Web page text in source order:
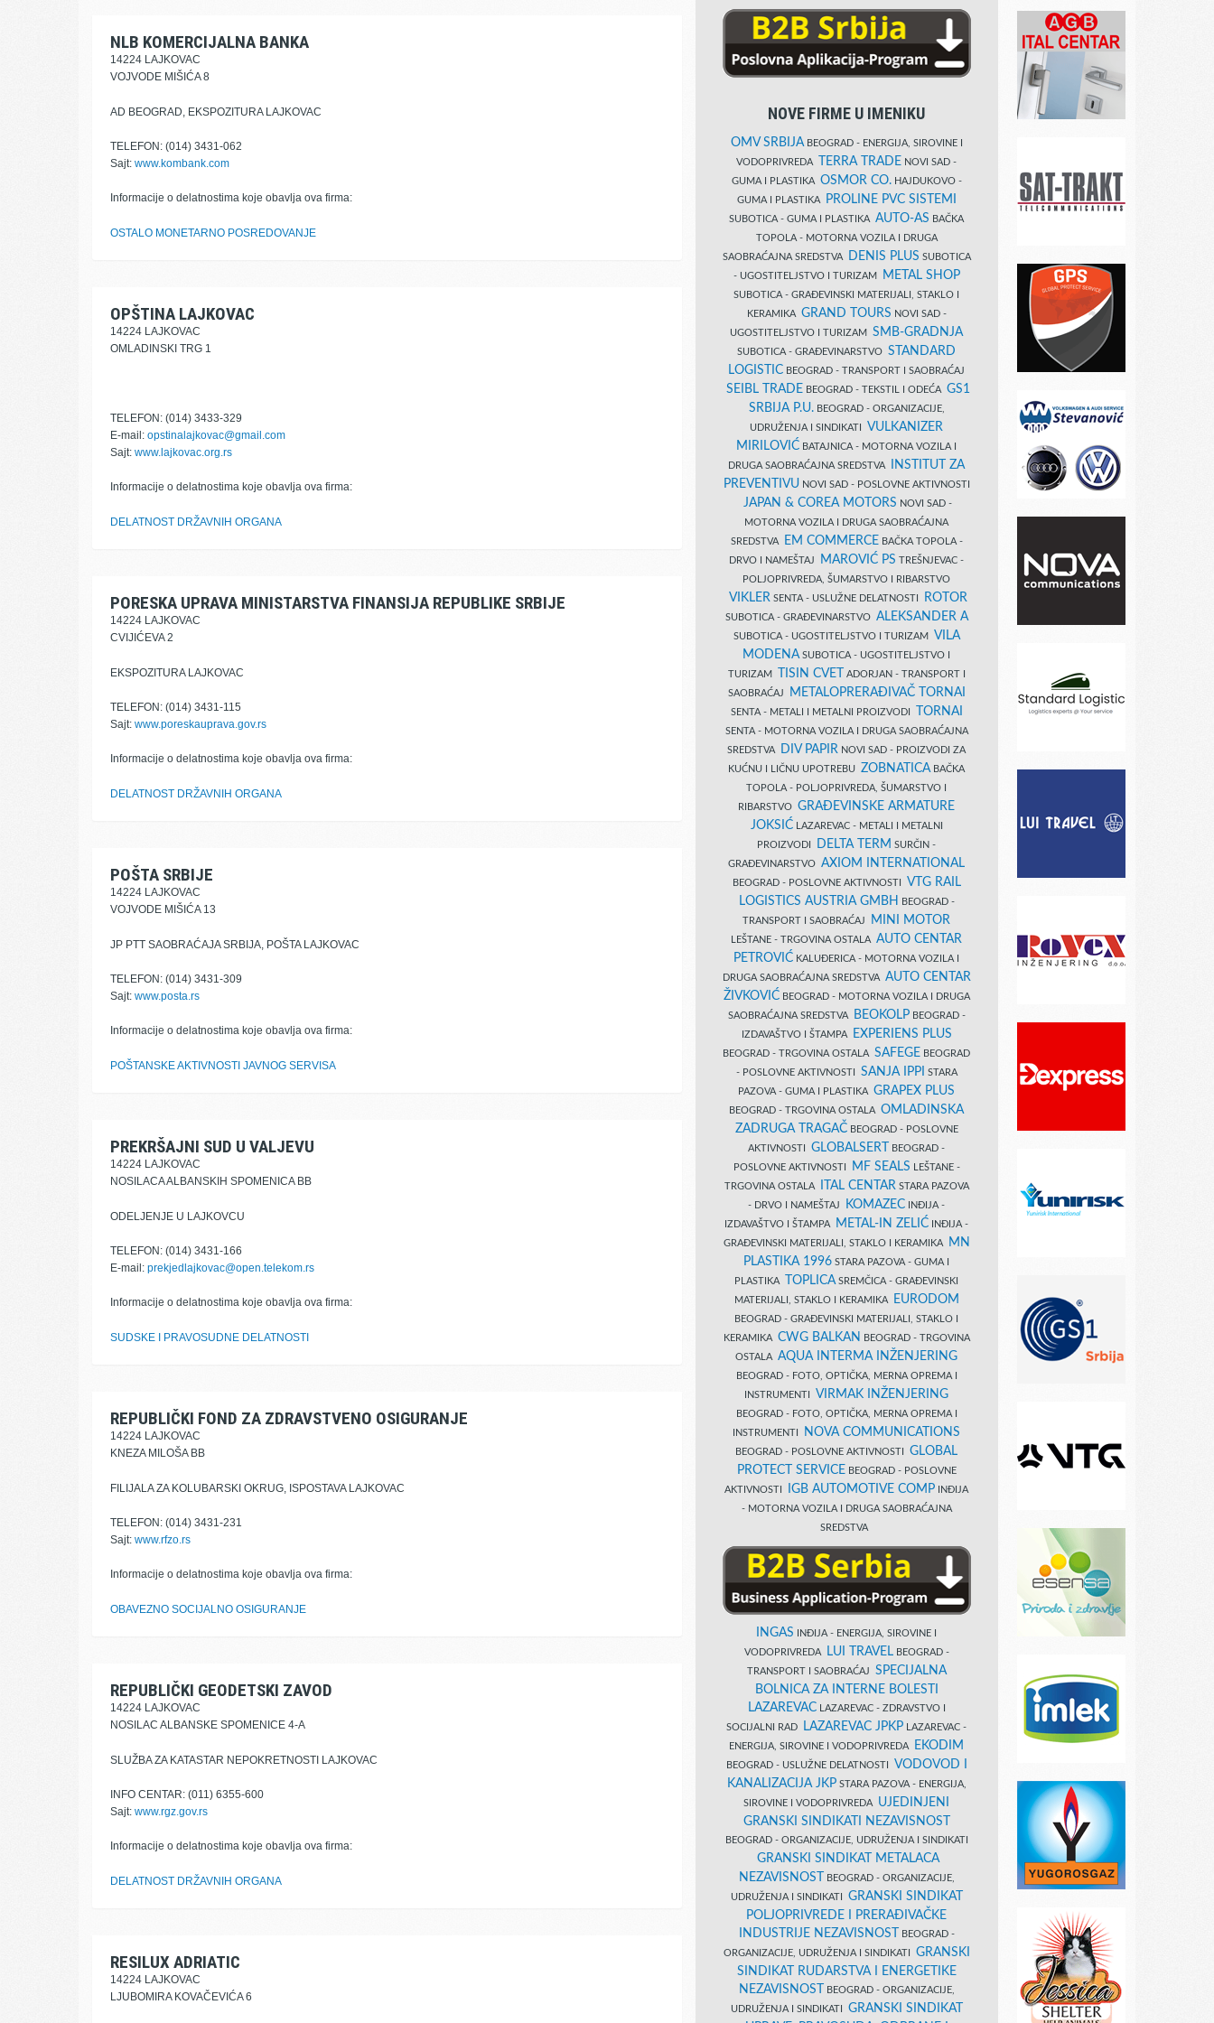
NLB KOMERCIJALNA BANKA
14224 LAJKOVAC
VOJVODE MIŠIĆA 8
AD BEOGRAD, EKSPOZITURA LAJKOVAC
TELEFON: (014) 3431-062
Sajt: www.kombank.com
Informacije o delatnostima koje obavlja ova firma:
OSTALO MONETARNO POSREDOVANJE
OPŠTINA LAJKOVAC
14224 LAJKOVAC
OMLADINSKI TRG 1
TELEFON: (014) 3433-329
E-mail: opstinalajkovac@gmail.com
Sajt: www.lajkovac.org.rs
Informacije o delatnostima koje obavlja ova firma:
DELATNOST DRŽAVNIH ORGANA
PORESKA UPRAVA MINISTARSTVA FINANSIJA REPUBLIKE SRBIJE
14224 LAJKOVAC
CVIJIĆEVA 2
EKSPOZITURA LAJKOVAC
TELEFON: (014) 3431-115
Sajt: www.poreskauprava.gov.rs
Informacije o delatnostima koje obavlja ova firma:
DELATNOST DRŽAVNIH ORGANA
POŠTA SRBIJE
14224 LAJKOVAC
VOJVODE MIŠIĆA 13
JP PTT SAOBRAĆAJA SRBIJA, POŠTA LAJKOVAC
TELEFON: (014) 3431-309
Sajt: www.posta.rs
Informacije o delatnostima koje obavlja ova firma:
POŠTANSKE AKTIVNOSTI JAVNOG SERVISA
PREKRŠAJNI SUD U VALJEVU
14224 LAJKOVAC
NOSILACA ALBANSKIH SPOMENICA BB
ODELJENJE U LAJKOVCU
TELEFON: (014) 3431-166
E-mail: prekjedlajkovac@open.telekom.rs
Informacije o delatnostima koje obavlja ova firma:
SUDSKE I PRAVOSUDNE DELATNOSTI
REPUBLIČKI FOND ZA ZDRAVSTVENO OSIGURANJE
14224 LAJKOVAC
KNEZA MILOŠA BB
FILIJALA ZA KOLUBARSKI OKRUG, ISPOSTAVA LAJKOVAC
TELEFON: (014) 3431-231
Sajt: www.rfzo.rs
Informacije o delatnostima koje obavlja ova firma:
OBAVEZNO SOCIJALNO OSIGURANJE
REPUBLIČKI GEODETSKI ZAVOD
14224 LAJKOVAC
NOSILAC ALBANSKE SPOMENICE 4-A
SLUŽBA ZA KATASTAR NEPOKRETNOSTI LAJKOVAC
INFO CENTAR: (011) 6355-600
Sajt: www.rgz.gov.rs
Informacije o delatnostima koje obavlja ova firma:
DELATNOST DRŽAVNIH ORGANA
RESILUX ADRIATIC
14224 LAJKOVAC
LJUBOMIRA KOVAČEVIĆA 6
NOVE FIRME U IMENIKU
OMV SRBIJABEOGRAD - ENERGIJA, SIROVINE I
VODOPRIVREDA
TERRA TRADE NOVI SAD -
GUMA I PLASTIKA OSMOR CO.HAJDUKOVO -
GUMA I PLASTIKA
PROLINE PVC SISTEMI
SUBOTICA - GUMA I PLASTIKA AUTO-AS BAČKA
TOPOLA - MOTORNA VOZILA I DRUGA
SAOBRAĆAJNA SREDSTVA
DENIS PLUS SUBOTICA
- UGOSTITELJSTVO I TURIZAM
METAL SHOP
SUBOTICA - GRAĐEVINSKI MATERIJALI, STAKLO I
KERAMIKA GRAND TOURS NOVI SAD -
UGOSTITELJSTVO I TURIZAM SMB-GRADNJA
SUBOTICA - GRAĐEVINARSTVO STANDARD
LOGISTIC BEOGRAD - TRANSPORT I SAOBRAĆAJ
SEIBL TRADE BEOGRAD - TEKSTIL I ODEĆA GS1
SRBIJA P.U.BEOGRAD - ORGANIZACIJE,
UDRUŽENJA I SINDIKATI VULKANIZER
MIRILOVIĆ BATAJNICA - MOTORNA VOZILA I
DRUGA SAOBRAĆAJNA SREDSTVA
INSTITUT ZA
PREVENTIVUNOVI SAD - POSLOVNE AKTIVNOSTI
JAPAN & COREA MOTORS NOVI SAD -
MOTORNA VOZILA I DRUGA SAOBRAĆAJNA
SREDSTVA
EM COMMERCE BAČKA TOPOLA -
DRVO I NAMEŠTAJ
MAROVIĆ PS TREŠNJEVAC -
POLJOPRIVREDA, ŠUMARSTVO I RIBARSTVO
VIKLER SENTA - USLUŽNE DELATNOSTI ROTOR
SUBOTICA - GRAĐEVINARSTVO ALEKSANDER A
SUBOTICA - UGOSTITELJSTVO I TURIZAM VILA
MODENA SUBOTICA - UGOSTITELJSTVO I
TURIZAM
TISIN CVET
ADORJAN - TRANSPORT I
SAOBRAĆAJ
METALOPRERAĐIVAČ TORNAI
SENTA - METALI I METALNI PROIZVODI TORNAI
SENTA - MOTORNA VOZILA I DRUGA SAOBRAĆAJNA
SREDSTVA
DIV PAPIR NOVI SAD - PROIZVODI ZA
KUĆNU I LIČNU UPOTREBU ZOBNATICA BAČKA
TOPOLA - POLJOPRIVREDA, ŠUMARSTVO I
RIBARSTVO GRAĐEVINSKE ARMATURE
JOKSIĆLAZAREVAC - METALI I METALNI
PROIZVODI
DELTA TERM SURČIN -
GRAĐEVINARSTVO AXIOM INTERNATIONAL
BEOGRAD - POSLOVNE AKTIVNOSTI VTG RAIL
LOGISTICS AUSTRIA GMBH
BEOGRAD -
TRANSPORT I SAOBRAĆAJ
MINI MOTOR
LEŠTANE - TRGOVINA OSTALA AUTO CENTAR
PETROVIĆ KALUĐERICA - MOTORNA VOZILA I
DRUGA SAOBRAĆAJNA SREDSTVA AUTO CENTAR
ŽIVKOVIĆBEOGRAD - MOTORNA VOZILA I DRUGA
SAOBRAĆAJNA SREDSTVA
BEOKOLPBEOGRAD -
IZDAVAŠTVO I ŠTAMPA
EXPERIENS PLUS
BEOGRAD - TRGOVINA OSTALA SAFEGE BEOGRAD
- POSLOVNE AKTIVNOSTI SANJA IPPI
STARA
PAZOVA - GUMA I PLASTIKA GRAPEX PLUS
BEOGRAD - TRGOVINA OSTALA OMLADINSKA
ZADRUGA TRAGAČBEOGRAD - POSLOVNE
AKTIVNOSTI GLOBALSERT
BEOGRAD -
POSLOVNE AKTIVNOSTI
MF SEALS LEŠTANE -
TRGOVINA OSTALA
ITAL CENTAR STARA PAZOVA
- DRVO I NAMEŠTAJ
KOMAZEC INĐIJA -
IZDAVAŠTVO I ŠTAMPA
METAL-IN ZELIĆ INĐIJA -
GRAĐEVINSKI MATERIJALI, STAKLO I KERAMIKA
MN
PLASTIKA 1996 STARA PAZOVA - GUMA I
PLASTIKA
TOPLICA SREMČICA - GRAĐEVINSKI
MATERIJALI, STAKLO I KERAMIKA
EURODOM
BEOGRAD - GRAĐEVINSKI MATERIJALI, STAKLO I
KERAMIKA CWG BALKAN
BEOGRAD - TRGOVINA
OSTALA AQUA INTERMA INŽENJERING
BEOGRAD - FOTO, OPTIČKA, MERNA OPREMA I
INSTRUMENTI VIRMAK INŽENJERING
BEOGRAD - FOTO, OPTIČKA, MERNA OPREMA I
INSTRUMENTI
NOVA COMMUNICATIONS
BEOGRAD - POSLOVNE AKTIVNOSTI GLOBAL
PROTECT SERVICE BEOGRAD - POSLOVNE
AKTIVNOSTI
IGB AUTOMOTIVE COMP INĐIJA
- MOTORNA VOZILA I DRUGA SAOBRAĆAJNA
SREDSTVA
INGAS INĐIJA - ENERGIJA, SIROVINE I
VODOPRIVREDA
LUI TRAVELBEOGRAD -
TRANSPORT I SAOBRAĆAJ SPECIJALNA
BOLNICA ZA INTERNE BOLESTI
LAZAREVACLAZAREVAC - ZDRAVSTVO I
SOCIJALNI RAD
LAZAREVAC JPKP LAZAREVAC -
ENERGIJA, SIROVINE I VODOPRIVREDA
EKODIM
BEOGRAD - USLUŽNE DELATNOSTI VODOVOD I
KANALIZACIJA JKPSTARA PAZOVA - ENERGIJA,
SIROVINE I VODOPRIVREDA UJEDINJENI
GRANSKI SINDIKATI NEZAVISNOST
BEOGRAD - ORGANIZACIJE, UDRUŽENJA I SINDIKATI
GRANSKI SINDIKAT METALACA
NEZAVISNOST
BEOGRAD - ORGANIZACIJE,
UDRUŽENJA I SINDIKATI GRANSKI SINDIKAT
POLJOPRIVREDE I PRERAĐIVAČKE
INDUSTRIJE NEZAVISNOST
BEOGRAD -
ORGANIZACIJE, UDRUŽENJA I SINDIKATI GRANSKI
SINDIKAT RUDARSTVA I ENERGETIKE
NEZAVISNOST
BEOGRAD - ORGANIZACIJE,
UDRUŽENJA I SINDIKATI GRANSKI SINDIKAT